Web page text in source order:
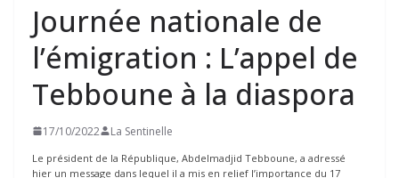
Journée nationale de
l’émigration : L’appel de
Tebboune à la diaspora
17/10/2022 La Sentinelle
Le président de la République, Abdelmadjid Tebboune, a adressé
hier un message dans lequel il a mis en relief l’importance du 17